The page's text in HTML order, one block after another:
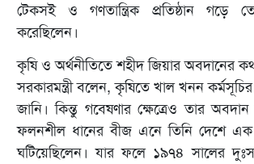
টেকসই ও গণতান্ত্রিক প্রতিষ্ঠান
করেছিলেন।
কৃষি ও অর্থনীতিতে শহীদ জিয়ার অবদানের
সরকারমন্ত্রী বলেন, কৃষিতে খাল খনন
জানি। কিন্তু গবেষণার ক্ষেত্রেও তার
ফলনশীল ধানের বীজ এনে তিনি দেশে এক
ঘটিয়েছিলেন। যার ফলে ১৯৭৪ সালের